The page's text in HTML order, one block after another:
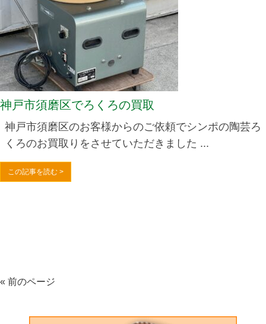
神戸市須磨区でろくろの買取
神戸市須磨区のお客様からのご依頼でシンポの陶芸ろ
くろのお買取りをさせていただきました ...
この記事を読む >
« 前のページ